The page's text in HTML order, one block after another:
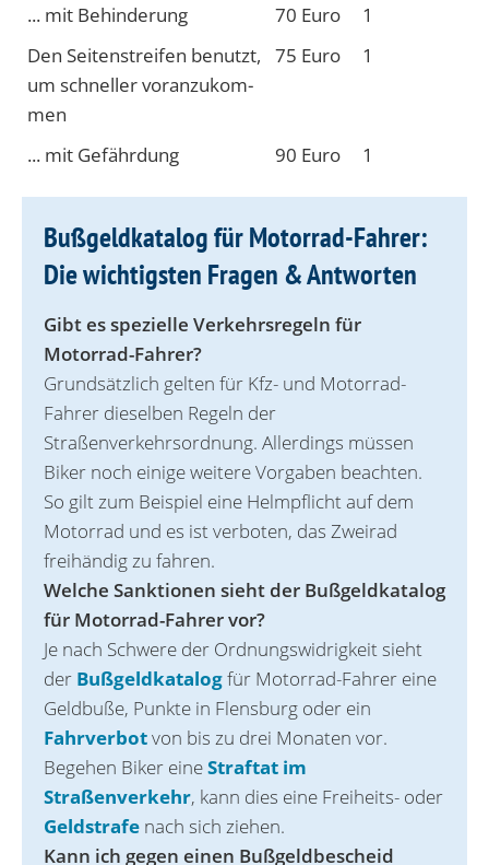
... mit Be­hinde­rung 70 Eu­ro
1
Den Seiten­streifen be­nutzt,
um schnel­ler voran­zukom­
men
75 Eu­ro 1
... mit Ge­fähr­dung 90 Eu­ro 1
Bußgeldkatalog für Motorrad-Fahrer:
Die wichtigsten Fragen & Antworten
Gibt es spezielle Verkehrsregeln für
Motorrad-Fahrer?
Grundsätzlich gelten für Kfz- und Motorrad-
Fahrer dieselben Regeln der
Straßenverkehrsordnung. Allerdings müssen
Biker noch einige weitere Vorgaben beachten.
So gilt zum Beispiel eine Helmpflicht auf dem
Motorrad und es ist verboten, das Zweirad
freihändig zu fahren.
Welche Sanktionen sieht der Bußgeldkatalog
für Motorrad-Fahrer vor?
Je nach Schwere der Ordnungswidrigkeit sieht
der Bußgeldkatalogfür Motorrad-Fahrer eine
Geldbuße, Punkte in Flensburg oder ein
Fahrverbotvon bis zu drei Monaten vor.
Begehen Biker eineStraftat im
Straßenverkehr, kann dies eine Freiheits- oder
Geldstrafe nach sich ziehen.
Kann ich gegen einen Bußgeldbescheid